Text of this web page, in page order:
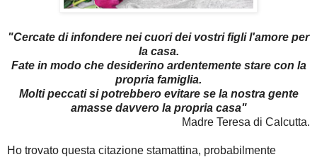
"Cercate di infondere nei cuori dei vostri figli l'amore per
la casa.
Fate in modo che desiderino ardentemente stare con la
propria famiglia.
Molti peccati si potrebbero evitare se la nostra gente
amasse davvero la propria casa"
Madre Teresa di Calcutta.
Ho trovato questa citazione stamattina, probabilmente